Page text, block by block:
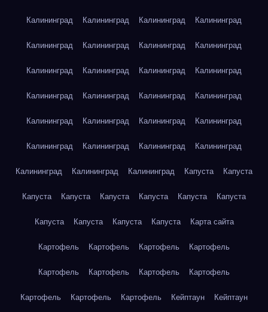
Калининград Калининград Калининград Калининград
Калининград Калининград Калининград Калининград
Калининград Калининград Калининград Калининград
Калининград Калининград Калининград Калининград
Калининград Калининград Калининград Калининград
Калининград Калининград Калининград Калининград
Калининград Калининград Калининград Капуста Капуста
Капуста Капуста Капуста Капуста Капуста Капуста
Капуста Капуста Капуста Капуста Карта сайта
Картофель Картофель Картофель Картофель
Картофель Картофель Картофель Картофель
Картофель Картофель Картофель Кейптаун Кейптаун